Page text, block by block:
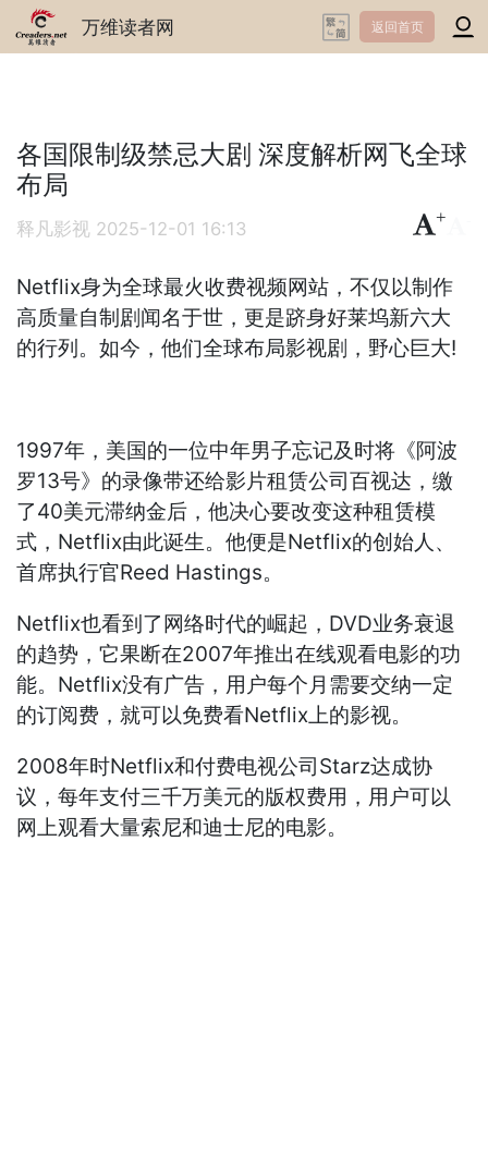
万维读者网 返回首页
各国限制级禁忌大剧 深度解析网飞全球
布局
释凡影视 2025-12-01 16:13
+
Netflix身为全球最火收费视频网站，不仅以制作
高质量自制剧闻名于世，更是跻身好莱坞新六大
的行列。如今，他们全球布局影视剧，野心巨大!
1997年，美国的一位中年男子忘记及时将《阿波
罗13号》的录像带还给影片租赁公司百视达，缴
了40美元滞纳金后，他决心要改变这种租赁模
式，Netflix由此诞生。他便是Netflix的创始人、
首席执行官Reed Hastings。
Netflix也看到了网络时代的崛起，DVD业务衰退
的趋势，它果断在2007年推出在线观看电影的功
能。Netflix没有广告，用户每个月需要交纳一定
的订阅费，就可以免费看Netflix上的影视。
2008年时Netflix和付费电视公司Starz达成协
议，每年支付三千万美元的版权费用，用户可以
网上观看大量索尼和迪士尼的电影。